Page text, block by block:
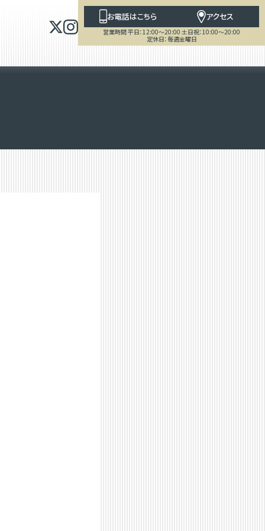
お電話はこちら アクセス
営業時間 平日：12:00～20:00 土日祝：10:00～20:00
定休日：毎週金曜日